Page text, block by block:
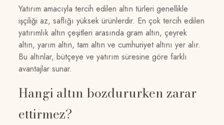
Yatırım amacıyla tercih edilen altın türleri genellikle
işçiliği az, saflığı yüksek ürünlerdir. En çok tercih edilen
yatırımlık altın çeşitleri arasında gram altın, çeyrek
altın, yarım altın, tam altın ve cumhuriyet altını yer alır.
Bu altınlar, bütçeye ve yatırım süresine göre farklı
avantajlar sunar.
Hangi altın bozdururken zarar
ettirmez?